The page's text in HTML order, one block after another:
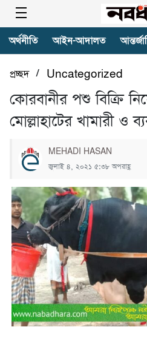
অর্থনীতি আইন-আদালত
প্রচ্ছদ/ Uncategorized
কোরবানীর পশু বিক্রি
মোল্লাহাটের খামারী ও
MEHADI HASAN
জুলাই ৪, ২০২১ ৫:৩৮ অপরাহ্ণ